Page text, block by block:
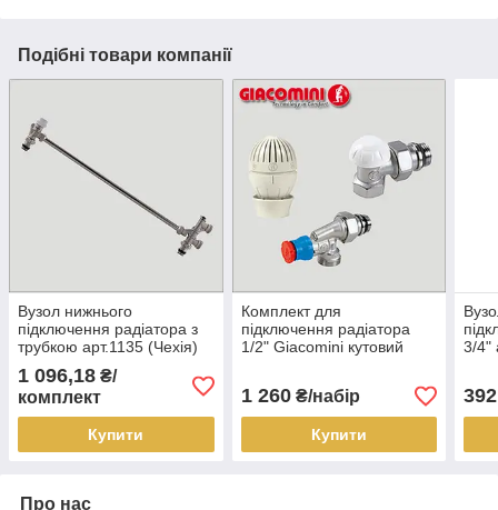
Подібні товари компанії
Вузол нижнього
підключення радіатора з
трубкою арт.1135 (Чехія)
1 096,18 ₴/
комплект
Купити
Комплект для
підключення радіатора
1/2" Giacomini кутовий
1 260₴/набір
Купити
3/4"
Про нас